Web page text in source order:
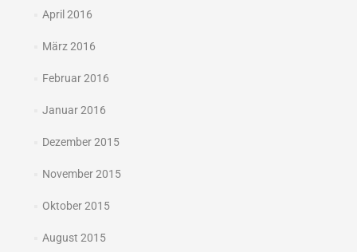
April 2016
März 2016
Februar 2016
Januar 2016
Dezember 2015
November 2015
Oktober 2015
August 2015